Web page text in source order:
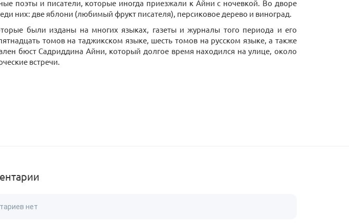
поэты и писатели, которые иногда приезжали к Айни с ночевкой. Во дворе
них: две яблони (любимый фрукт писателя), персиковое дерево и виноград.
были изданы на многих языках, газеты и журналы того периода и его
томов на таджикском языке, шесть томов на русском языке, а также
бюст Садриддина Айни, который долгое время находился на улице, около
встречи.
нет